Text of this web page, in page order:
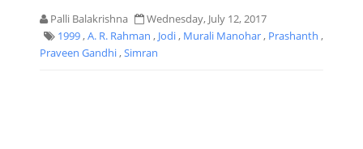
Palli Balakrishna
Wednesday, July 12, 2017
1999,A. R. Rahman , Jodi, Murali Manohar, Prashanth ,
Praveen Gandhi,Simran